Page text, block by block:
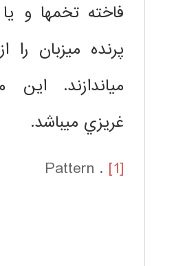
فاخته تخمها و
پرنده ميزبان را
مياندازند. اين
غريزي ميباشد.
[1]
. Pattern